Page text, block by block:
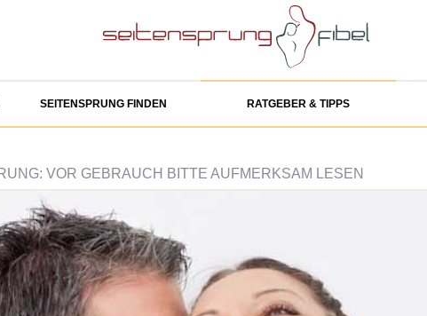
SEITENSPRUNG FINDEN RATGEBER & TIPPS
VOR GEBRAUCH BITTE AUFMERKSAM LESEN